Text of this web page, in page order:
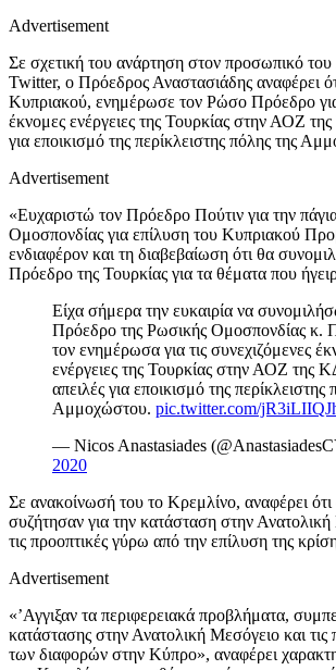
Advertisement
Σε σχετική του ανάρτηση στον προσωπικό
Twitter, o Πρόεδρος Αναστασιάδης αναφέρει
Κυπριακού, ενημέρωσε τον Ρώσο Πρόεδρο για
έκνομες ενέργειες της Τουρκίας στην ΑΟΖ της
για εποικισμό της περίκλειστης πόλης της
Advertisement
«Ευχαριστώ τον Πρόεδρο Πούτιν για την
Ομοσπονδίας για επίλυση του Κυπριακού
ενδιαφέρον και τη διαβεβαίωση ότι θα
Πρόεδρο της Τουρκίας για τα θέματα που
Είχα σήμερα την ευκαιρία να
Πρόεδρο της Ρωσικής Ομοσπονδίας κ.
τον ενημέρωσα για τις συνεχιζόμενες
ενέργειες της Τουρκίας στην ΑΟΖ της
απειλές για εποικισμό της περίκλειστης
Αμμοχώστου. pic.twitter.com/
— Nicos Anastasiades
2020
Σε ανακοίνωσή του το Κρεμλίνο, αναφέρει ότι
συζήτησαν για την κατάσταση στην
τις προοπτικές γύρω από την επίλυση της
Advertisement
«’Αγγιξαν τα περιφερειακά προβλήματα,
κατάστασης στην Ανατολική Μεσόγειο και τις
των διαφορών στην Κύπρο», αναφέρει